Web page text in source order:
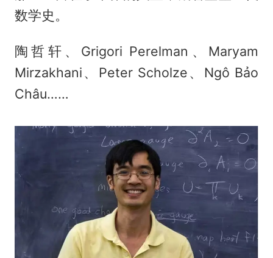
数学史。
陶哲轩、Grigori Perelman、Maryam
Mirzakhani、Peter Scholze、Ngô Bảo
Châu……